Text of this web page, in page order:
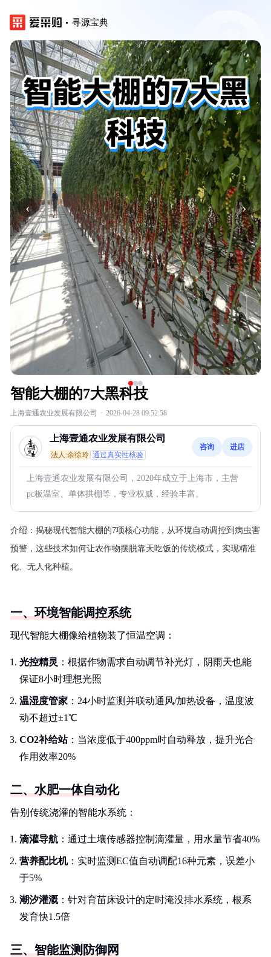
寻源宝典
‹ ›
智能大棚的7大黑科技
上海壹通农业发展有限公司 · 2026-04-28 09:52:58
上海壹通农业发展有限公司
法人:余徐玲 通过真实性核验
咨询 进店
上海壹通农业发展有限公司，2020年成立于上海市，主营
pc板温室、单体拱棚等，专业权威，经验丰富。
介绍： 揭秘现代智能大棚的7项核心功能，从环境自动调控到病虫害
预警，这些技术如何让农作物摆脱靠天吃饭的传统模式，实现精准
化、无人化种植。
一、环境智能调控系统
现代智能大棚像给植物装了恒温空调：
光控精灵 ：根据作物需求自动调节补光灯，阴雨天也能
保证8小时理想光照
温湿度管家 ：24小时监测并联动通风/加热设备，温度波
动不超过±1℃
CO2补给站：当浓度低于400ppm时自动释放，提升光合
作用效率20%
二、水肥一体自动化
告别传统浇灌的智能水系统：
滴灌导航 ：通过土壤传感器控制滴灌量，用水量节省40%
营养配比机：实时监测EC值自动调配16种元素，误差小
于5%
潮汐灌溉：针对育苗床设计的定时淹没排水系统，根系
发育快1.5倍
三、智能监测防御网